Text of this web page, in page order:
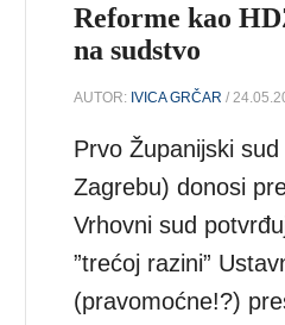
Reforme kao
na sudstvo
AUTOR: IVICA GRČAR /
Prvo Županijski
Zagrebu) donosi
Vrhovni sud
”trećoj razini”
(pravomoćne!?)